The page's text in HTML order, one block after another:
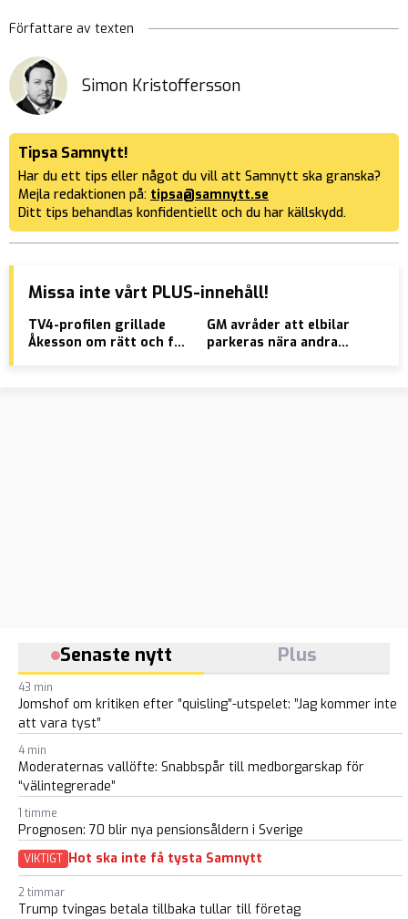
Författare av texten
Simon Kristoffersson
Tipsa Samnytt!
Har du ett tips eller något du vill att Samnytt ska granska?
Mejla redaktionen på: tipsa@samnytt.se
Ditt tips behandlas konfidentiellt och du har källskydd.
Missa inte vårt PLUS-innehåll!
TV4-profilen grillade
Åkesson om rätt och fel
GM avråder att elbilar
parkeras nära andra
Senaste nytt Plus
43 min
Jomshof om kritiken efter ”quisling”-utspelet: ”Jag kommer inte
att vara tyst”
4 min
Moderaternas vallöfte: Snabbspår till medborgarskap för
“välintegrerade”
1 timme
Prognosen: 70 blir nya pensionsåldern i Sverige
VIKTIGT Hot ska inte få tysta Samnytt
2 timmar
Trump tvingas betala tillbaka tullar till företag